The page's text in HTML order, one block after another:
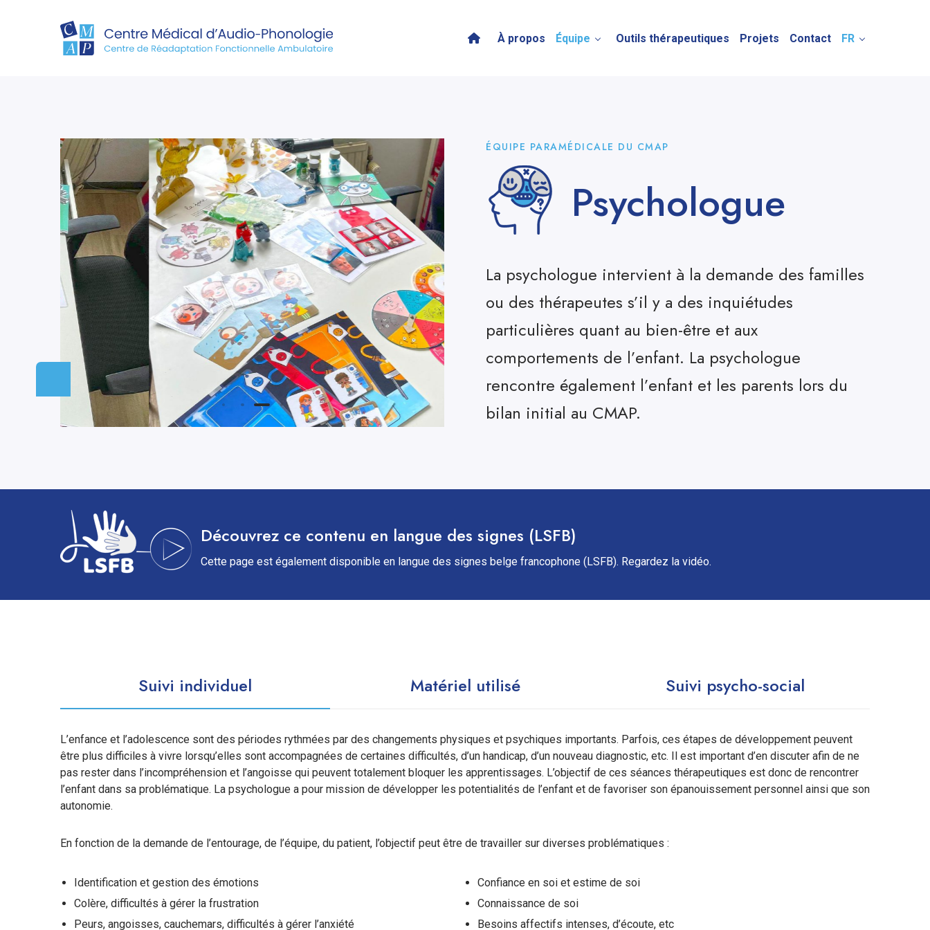
À propos Équipe Outils thérapeutiques Projets Contact FR
ÉQUIPE PARAMÉDICALE DU CMAP
Psychologue
La psychologue intervient à la demande des familles
ou des thérapeutes s’il y a des inquiétudes
particulières quant au bien-être et aux
comportements de l’enfant. La psychologue
rencontre également l’enfant et les parents lors du
bilan initial au CMAP.
Découvrez ce contenu en langue des signes (LSFB)
Cette page est également disponible en langue des signes belge francophone (LSFB). Regardez la vidéo.
Suivi individuel Matériel utilisé Suivi psycho-social
L’enfance et l’adolescence sont des périodes rythmées par des changements physiques et psychiques importants. Parfois, ces étapes de développement peuvent
être plus difficiles à vivre lorsqu’elles sont accompagnées de certaines difficultés, d’un handicap, d’un nouveau diagnostic, etc. Il est important d’en discuter afin de ne
pas rester dans l’incompréhension et l’angoisse qui peuvent totalement bloquer les apprentissages. L’objectif de ces séances thérapeutiques est donc de rencontrer
l’enfant dans sa problématique. La psychologue a pour mission de développer les potentialités de l’enfant et de favoriser son épanouissement personnel ainsi que son
autonomie.
En fonction de la demande de l’entourage, de l’équipe, du patient, l’objectif peut être de travailler sur diverses problématiques :
Identification et gestion des émotions
Colère, difficultés à gérer la frustration
Peurs, angoisses, cauchemars, difficultés à gérer l’anxiété
Confiance en soi et estime de soi
Connaissance de soi
Besoins affectifs intenses, d’écoute, etc